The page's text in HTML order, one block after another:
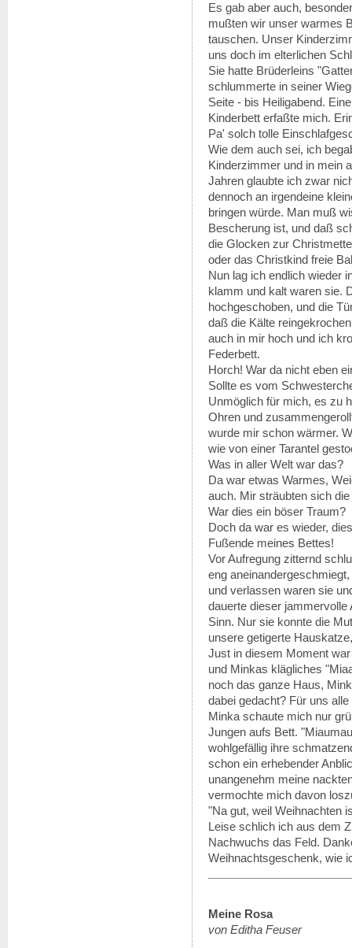
Es gab aber auch,
mußten wir unser warmes
tauschen. Unser
uns doch im elterlichen
Sie hatte Brüderleins
schlummerte in seiner
Seite - bis Heiligabend.
Kinderbett erfaßte mich.
Pa' solch tolle
Wie dem auch sei, ich
Kinderzimmer und in mein
Jahren glaubte ich zwar
dennoch an irgendeine
bringen würde. Man muß
Bescherung ist, und daß
die Glocken zur
oder das Christkind freie
Nun lag ich endlich wieder
klamm und kalt waren sie.
hochgeschoben, und die
daß die Kälte
auch in mir hoch und ich
Federbett.
Horch! War da nicht eben
Sollte es vom
Unmöglich für mich, es zu
Ohren und
wurde mir schon wärmer.
wie von einer Tarantel
Was in aller Welt war das?
Da war etwas Warmes,
auch. Mir sträubten sich
War dies ein böser Traum?
Doch da war es wieder,
Fußende meines Bettes!
Vor Aufregung zitternd
eng
und verlassen waren sie
dauerte dieser
Sinn. Nur sie konnte die
unsere getigerte
Just in diesem Moment
und Minkas klägliches
noch das ganze Haus,
dabei gedacht? Für uns
Minka schaute mich nur
Jungen aufs Bett.
wohlgefällig ihre
schon ein erhebender
unangenehm meine
vermochte mich davon
"Na gut, weil Weihnachten
Leise schlich ich aus dem
Nachwuchs das Feld.
Weihnachtsgeschenk, wie
Meine Rosa
von Editha Feuser